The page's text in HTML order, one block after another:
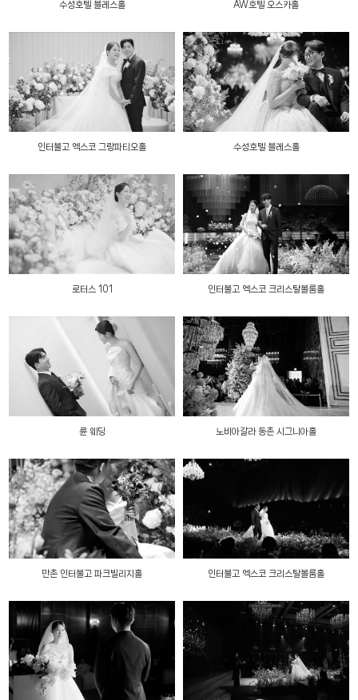
수성호텔 블레스홀 AW호텔 오스카홀
인터불고 엑스코 그랑파티오홀 수성호텔 블레스홀
로터스 101 인터불고 엑스코 크리스탈볼룸홀
륜 웨딩 노비아갈라 동촌 시그니아홀
만촌 인터불고 파크빌리지홀 인터불고 엑스코 크리스탈볼룸홀